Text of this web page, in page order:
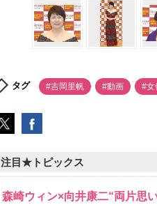
タグ #吉岡里帆 #動画 #女
注目★トピックス
森崎ウィン×向井康二“両片思